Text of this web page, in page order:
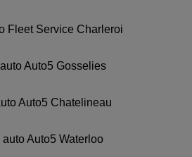
Fleet Service Charleroi
Auto5 Gosselies
Auto5 Chatelineau
auto Auto5 Waterloo